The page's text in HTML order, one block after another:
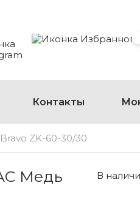
на Viberна Telegram
Контакты
Bravo ZK-60-30/30
Медь В